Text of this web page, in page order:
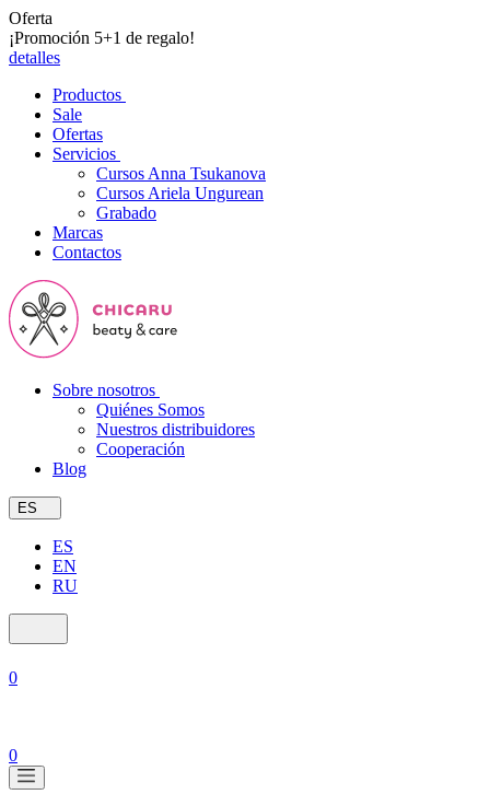
Oferta
¡Promoción 5+1 de regalo!
detalles
Productos
Sale
Ofertas
Servicios
Cursos Anna Tsukanova
Cursos Ariela Ungurean
Grabado
Marcas
Contactos
Sobre nosotros
Quiénes Somos
Nuestros distribuidores
Cooperación
Blog
ES
ES
EN
RU
0
0